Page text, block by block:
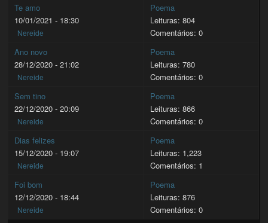
Te amo
10/01/2021 - 18:30
Nereide
Poema
Leituras: 804
Comentários: 0
Ano novo
28/12/2020 - 21:02
Nereide
Poema
Leituras: 780
Comentários: 0
Sem tino
22/12/2020 - 20:09
Nereide
Poema
Leituras: 866
Comentários: 0
Dias felizes
15/12/2020 - 19:07
Nereide
Poema
Leituras: 1,223
Comentários: 1
Foi bom
12/12/2020 - 18:44
Nereide
Poema
Leituras: 876
Comentários: 0